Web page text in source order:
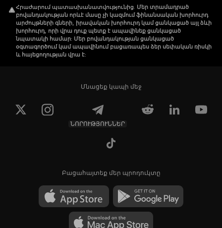
Հրաժարում պատասխանատվությունից. Մեր տրամադրած
բովանդակության որևէ մասը չի կազմում ֆինանսական խորհուրդ
արժույթների գների, իրավական խորհուրդ կամ ցանկացած այլ ձևի
խորհուրդ, որի վրա դուք պետք է ապավինեք ցանկացած
նպատակի համար: Մեր բովանդակության ցանկացած
օգտագործում կամ ապավինում բացառապես ձեր սեփական ռիսկի
և հայեցողության վրա է:
Մնացեք կապի մեջ
ՆՈՐՈՒԹՅՈՒՆՆԵՐ
Բացահայտեք մեր պրոդուկտը